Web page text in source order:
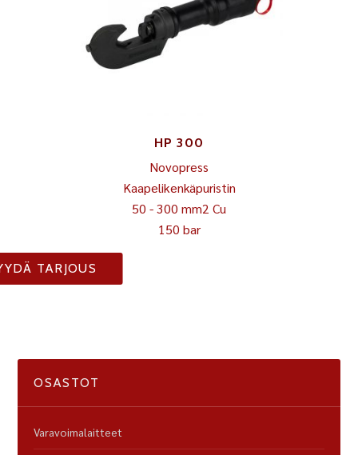
HP 300
Novopress
Kaapelikenkäpuristin
50 - 300 mm2 Cu
150 bar
TARJOUS
OSASTOT
Varavoimalaitteet